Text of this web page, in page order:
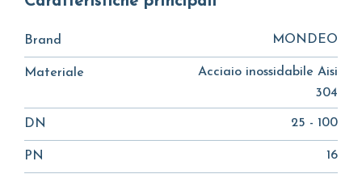
Brand MONDEO
Materiale
Acciaio inossidabile Aisi
304
DN 25 - 100
PN 16